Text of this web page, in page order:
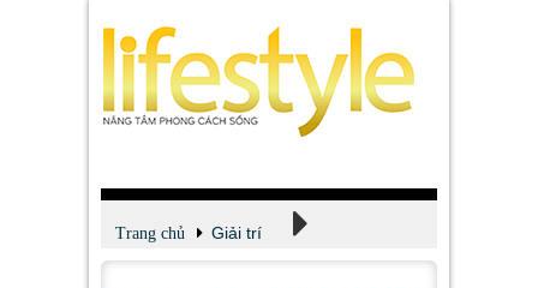
Trang chủ Giải trí